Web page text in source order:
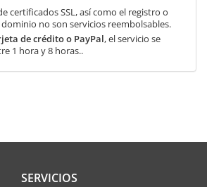
certificados SSL, así como el registro o
no son servicios reembolsables.
de crédito o PayPal, el servicio se
1 hora y 8 horas..
SERVICIOS